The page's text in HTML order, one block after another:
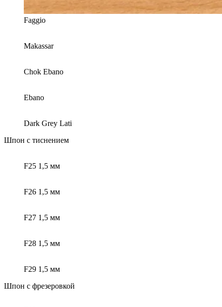
Faggio
Makassar
Chok Ebano
Ebano
Dark Grey Lati
Шпон с тиснением
F25 1,5 мм
F26 1,5 мм
F27 1,5 мм
F28 1,5 мм
F29 1,5 мм
Шпон с фрезеровкой